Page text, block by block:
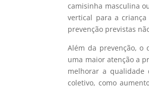
camisinha masculina
vertical para a
prevenção previstas
Além da prevenção, o
uma maior atenção a
melhorar a qualidade
coletivo, como